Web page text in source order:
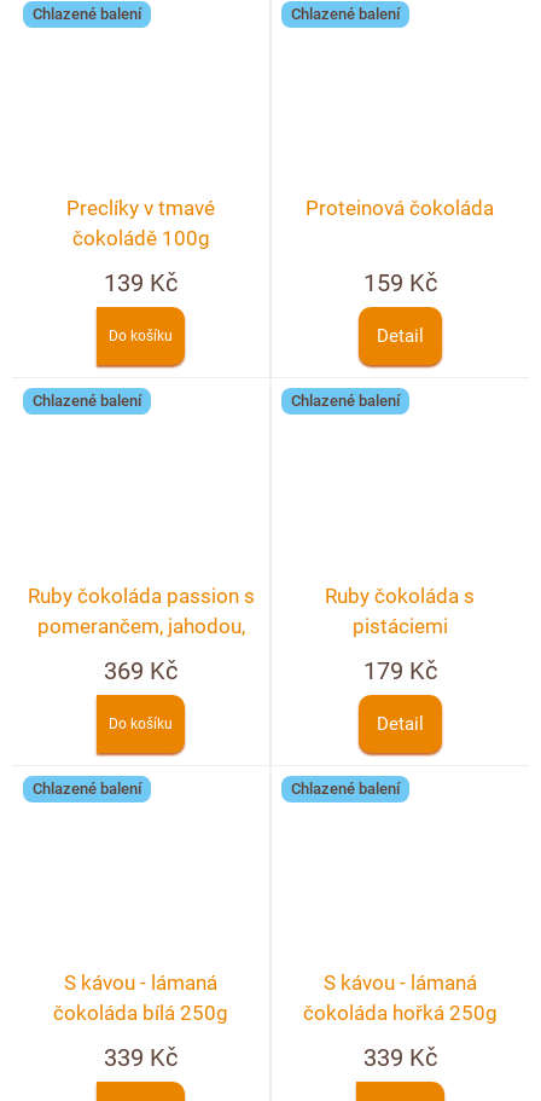
Chlazené balení
Preclíky v tmavé
čokoládě 100g
139 Kč
Do košíku
Chlazené balení
Proteinová čokoláda
159 Kč
Detail
Chlazené balení
Ruby čokoláda passion s
pomerančem, jahodou,
pistácií a květem růže
369 Kč
Do košíku
Chlazené balení
Ruby čokoláda s
pistáciemi
179 Kč
Detail
Chlazené balení
S kávou - lámaná
čokoláda bílá 250g
339 Kč
Chlazené balení
S kávou - lámaná
čokoláda hořká 250g
339 Kč